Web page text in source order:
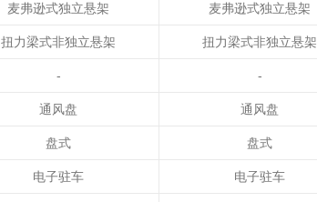
麦弗逊式独立悬架 麦弗逊式独立悬架
扭力梁式非独立悬架 扭力梁式非独立悬架
- -
通风盘 通风盘
盘式 盘式
电子驻车 电子驻车